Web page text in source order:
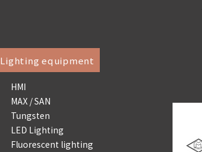
Lighting equipment
HMI
MAX / SAN
Tungsten
LED Lighting
Fluorescent lighting